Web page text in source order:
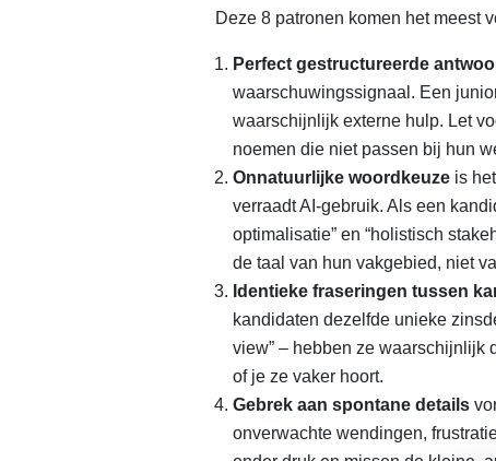
Deze 8 patronen komen het meest
Perfect gestructureerde
waarschuwingssignaal. Een
waarschijnlijk externe hulp. Let
noemen die niet passen bij hun
Onnatuurlijke woordkeuze is
verraadt AI-gebruik. Als een
optimalisatie” en “holistisch
de taal van hun vakgebied, niet
Identieke fraseringen tussen
kandidaten dezelfde unieke
view” – hebben ze waarschijnlijk
of je ze vaker hoort.
Gebrek aan spontane details
onverwachte wendingen,